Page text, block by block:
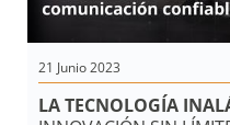
de marketing para
expectativas de estos
clientes.
21 Junio 2023
LA TECNOLOGÍA